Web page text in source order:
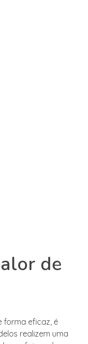
de
forma eficaz, é
realizem uma